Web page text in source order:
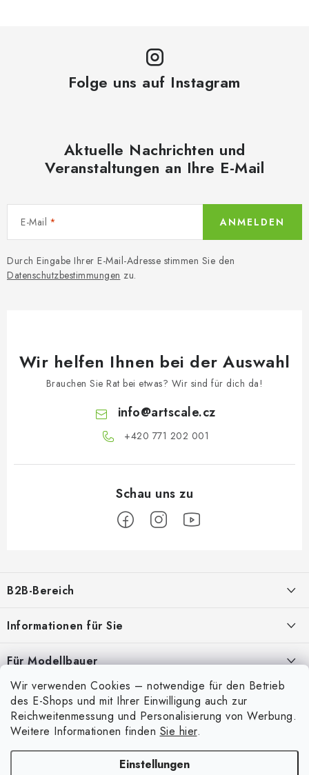
Wir verwenden Cookies – notwendige für den Betrieb
des E-Shops und mit Ihrer Einwilligung auch zur
Reichweitenmessung und Personalisierung von Werbung.
Weitere Informationen finden Sie hier.
Einstellungen
Folge uns auf Instagram
Aktuelle Nachrichten und
Veranstaltungen an Ihre E-Mail
E-Mail
Durch Eingabe Ihrer E-Mail-Adresse stimmen Sie den
Datenschutzbestimmungen zu.
ANMELDEN
Wir helfen Ihnen bei der Auswahl
Brauchen Sie Rat bei etwas? Wir sind für dich da!
info@artscale.cz
+420 771 202 001​
ß
z
e
i
l
B2B-Bereich
Geschäftspartner, die Bereitstellung geeigneter Dienstleistungen und
ANMELDUNG
Informationen für Sie
Über uns
Meine Bestellung
Kontakte
Versand und Bezahlung
Bedingungen und Konditionen
Für Modellbauer
Modellfarben-Umrechner
Art Scale Modellbau-Glossar
Mein Konto
Anmelden
Registrierung